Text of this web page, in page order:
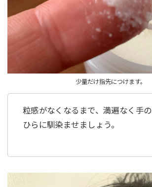
少量だけ指先につけます。
粒感がなくなるまで、満遍なく手の
ひらに馴染ませましょう。